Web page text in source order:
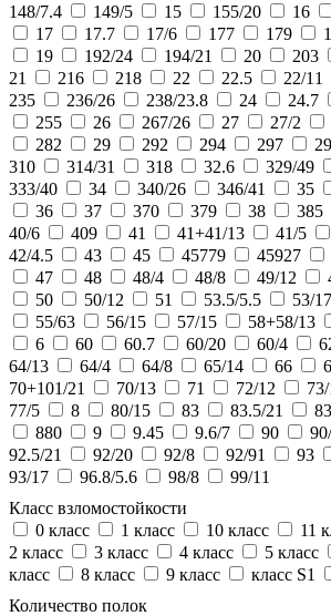
148/7.4
149/5 15 155/20 16
17
17.7 17/6 177 179
19
192/24 194/21 20 203
21
216 218 22 22.5 22/11
235
236/26 238/23.8 24 24.7
255
26 267/26 27 27/2
282
29 292 294 297
310
314/31 318 32.6 329/49
333/40
34 340/26 346/41 35
36
37 370 379 38 385
40/6
409 41 41+41/13 41/5
42/4.5
43 45 45779 45927
47
48 48/4 48/8 49/12
50
50/12 51 53.5/5.5 53/17
55/63
56/15 57/15 58+58/13
6
60 60.7 60/20 60/4
64/13
64/4 64/8 65/14 66
70+101/21
70/13 71 72/12
77/5
8 80/15 83 83.5/21
880
9 9.45 9.6/7 90
92.5/21
92/20 92/8 92/91 93
93/17
96.8/5.6 98/8
99/11
Класс взломостойкости
0 класс
1 класс 10 класс 11
2 класс
3 класс 4 класс 5 класс
класс
8 класс 9 класс класс S1
Количество полок